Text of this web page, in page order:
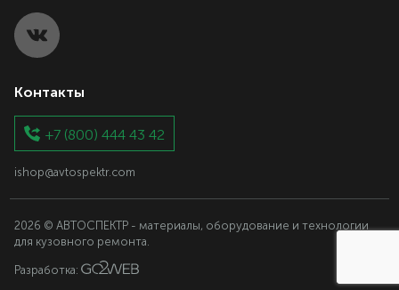
Контакты
+7 (800) 444 43 42
ishop@avtospektr.com
2026 © АВТОСПЕКТР - материалы, оборудование и технологии
для кузовного ремонта.
Разработка: